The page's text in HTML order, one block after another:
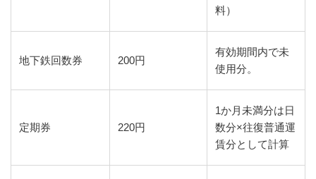
料）
地下鉄回数券 200円
有効期間内で未
使用分。
定期券 220円
1か月未満分は日
数分×往復普通運
賃分として計算